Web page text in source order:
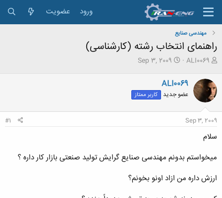
ورود عضویت
مهندسی صنایع
راهنمای انتخاب رشته (کارشناسی)
ش
و
ع
ک
ن
ن
د
ه
م
ض
ع
ALI0069
ت
ر
ی
خ
ر
Sep 3, 2009
ALI0069
عضو جدید کاربر ممتاز
Sep 3, 2009
#1
سلام
میخواستم بدونم مهندسی صنایع گرایش تولید صنعتی بازار کار داره ؟
ارزش داره من ازاد اونو بخونم؟